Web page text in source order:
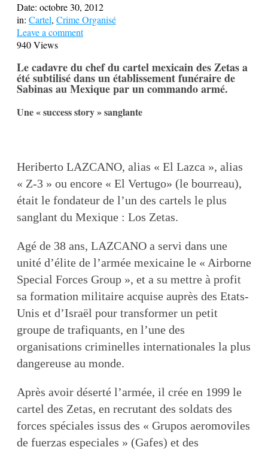
Date: octobre 30, 2012
in: Cartel, Crime Organisé
Leave a comment
940 Views
Le cadavre du chef du cartel mexicain des Zetas a
été subtilisé dans un établissement funéraire de
Sabinas au Mexique par un commando armé.
Une « success story » sanglante
Heriberto LAZCANO, alias « El Lazca », alias
« Z-3 » ou encore « El Vertugo» (le bourreau),
était le fondateur de l’un des cartels le plus
sanglant du Mexique : Los Zetas.
Agé de 38 ans, LAZCANO a servi dans une
unité d’élite de l’armée mexicaine le « Airborne
Special Forces Group », et a su mettre à profit
sa formation militaire acquise auprès des Etats-
Unis et d’Israël pour transformer un petit
groupe de trafiquants, en l’une des
organisations criminelles internationales la plus
dangereuse au monde.
Après avoir déserté l’armée, il crée en 1999 le
cartel des Zetas, en recrutant des soldats des
forces spéciales issus des « Grupos aeromoviles
de fuerzas especiales » (Gafes) et des